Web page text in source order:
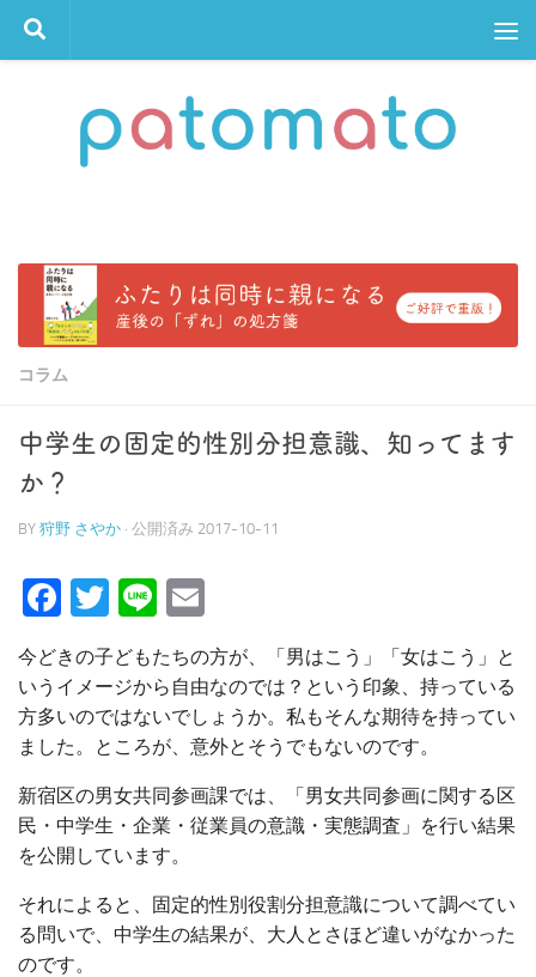
コンテンツへスキップ
コラム
中学生の固定的性別分担意識、知ってます
か？
BY 狩野 さやか · 公開済み 2017-10-11
Facebook
Twitter
Line
今どきの子どもたちの方が、「男はこう」「女はこう」と
いうイメージから自由なのでは？という印象、持っている
方多いのではないでしょうか。私もそんな期待を持ってい
ました。ところが、意外とそうでもないのです。
新宿区の男女共同参画課では、「男女共同参画に関する区
民・中学生・企業・従業員の意識・実態調査」を行い結果
を公開しています。
それによると、固定的性別役割分担意識について調べてい
る問いで、中学生の結果が、大人とさほど違いがなかった
のです。